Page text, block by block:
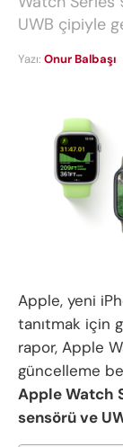
UWB çipiyle
Yazı: Onur Balbaşı
Apple, yeni
tanıtmak için
rapor, Apple
güncelleme
Apple Watch
sensörü ve